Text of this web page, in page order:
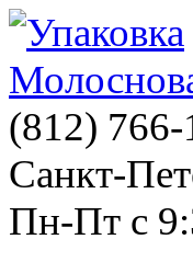
(812)
Санкт-
Пн-Пт с